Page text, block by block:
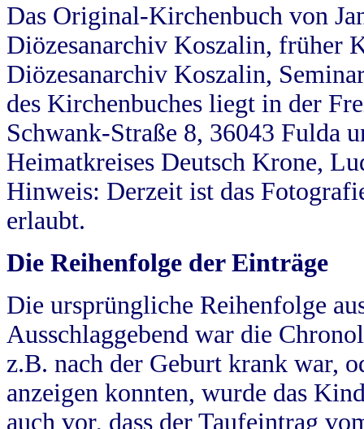
Das Original-Kirchenbuch von
Diözesanarchiv Koszalin, früher
Diözesanarchiv Koszalin,
des Kirchenbuches liegt in der
Schwank-Straße 8, 36043 Fulda
Heimatkreises Deutsch Krone,
Hinweis: Derzeit ist das
erlaubt.
Die Reihenfolge der Einträge
Die ursprüngliche Reihenfolge
Ausschlaggebend war die
z.B. nach der Geburt krank war,
anzeigen konnten, wurde das
auch vor, dass der Taufeintrag